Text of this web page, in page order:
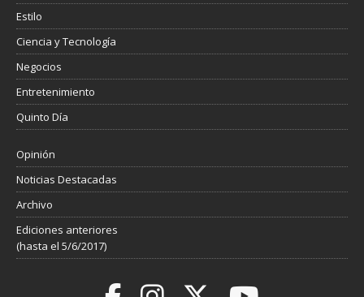
Estilo
Ciencia y Tecnología
Negocios
Entretenimiento
Quinto Día
Opinión
Noticias Destacadas
Archivo
Ediciones anteriores
(hasta el 5/6/2017)